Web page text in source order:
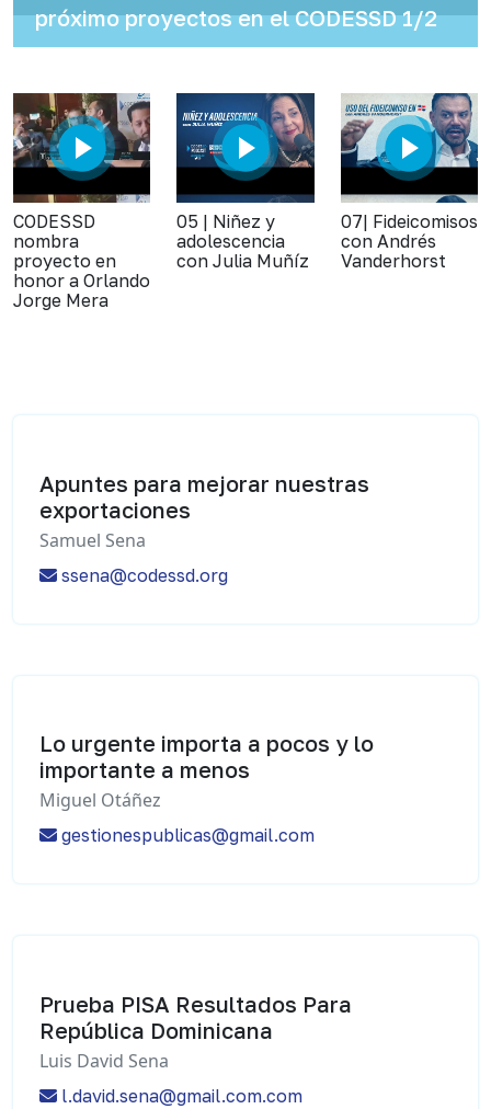
próximo proyectos en el CODESSD 1/2
CODESSD
nombra
proyecto en
honor a Orlando
Jorge Mera
05 | Niñez y
adolescencia
con Julia Muñíz
07| Fideicomisos
con Andrés
Vanderhorst
Apuntes para mejorar nuestras
exportaciones
Samuel Sena
ssena@codessd.org
Lo urgente importa a pocos y lo
importante a menos
Miguel Otáñez
gestionespublicas@gmail.com
Prueba PISA Resultados Para
República Dominicana
Luis David Sena
l.david.sena@gmail.com.com